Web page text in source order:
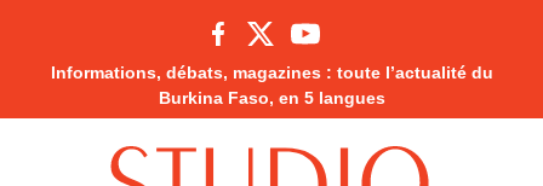
Informations, débats, magazines : toute l’actualité du
Burkina Faso, en 5 langues